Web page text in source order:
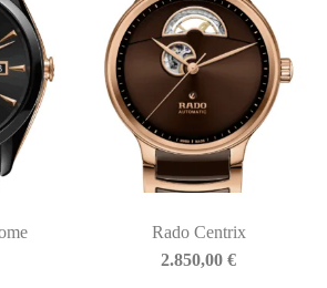
Rado Centrix
2.850,00€